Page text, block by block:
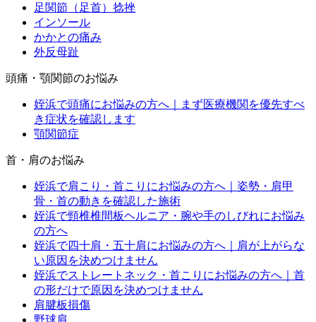
足関節（足首）捻挫
インソール
かかとの痛み
外反母趾
頭痛・顎関節のお悩み
姪浜で頭痛にお悩みの方へ｜まず医療機関を優先すべ
き症状を確認します
顎関節症
首・肩のお悩み
姪浜で肩こり・首こりにお悩みの方へ｜姿勢・肩甲
骨・首の動きを確認した施術
姪浜で頸椎椎間板ヘルニア・腕や手のしびれにお悩み
の方へ
姪浜で四十肩・五十肩にお悩みの方へ｜肩が上がらな
い原因を決めつけません
姪浜でストレートネック・首こりにお悩みの方へ｜首
の形だけで原因を決めつけません
肩腱板損傷
野球肩